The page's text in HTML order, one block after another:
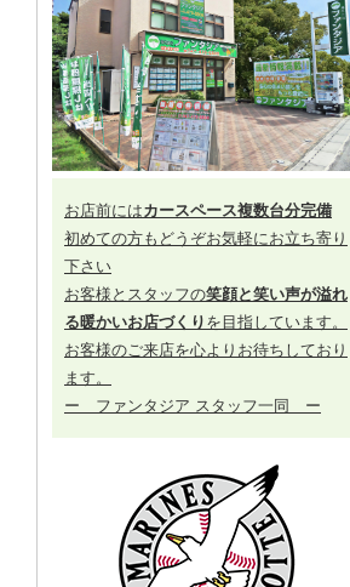
お店前にはカースペース複数台分完備
初めての方もどうぞお気軽にお立ち寄り
下さい
お客様とスタッフの笑顔と笑い声が溢れ
る暖かいお店づくり を目指しています。
お客様のご来店を心よりお待ちしており
ます。
ー ファンタジア スタッフ一同 ー